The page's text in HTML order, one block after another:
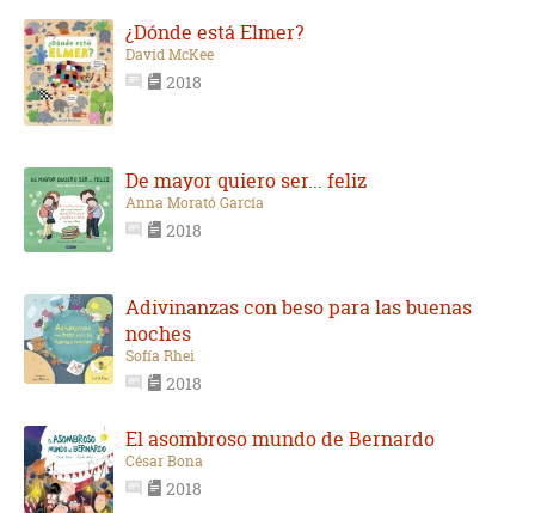
¿Dónde está Elmer?
David McKee
2018
De mayor quiero ser... feliz
Anna Morató García
2018
Adivinanzas con beso para las buenas
noches
Sofía Rhei
2018
El asombroso mundo de Bernardo
César Bona
2018